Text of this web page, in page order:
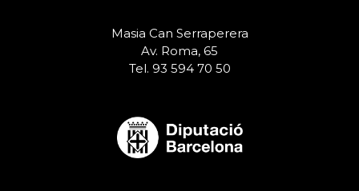
Masia Can Serraperera
Av. Roma, 65
Tel. 93 594 70 50